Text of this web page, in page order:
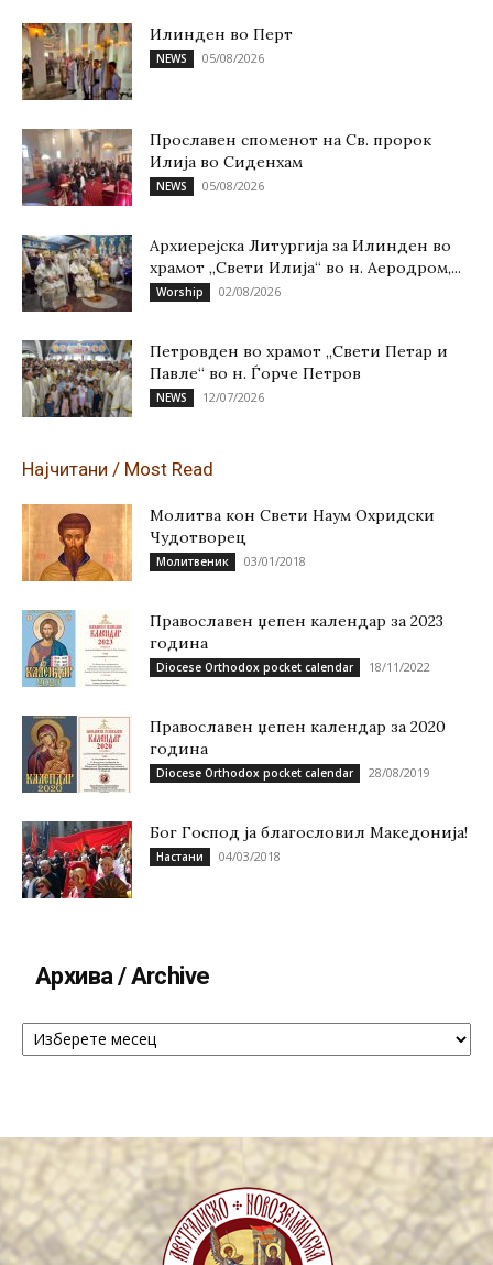
Илинден во Перт
NEWS 05/08/2026
Прославен споменот на Св. пророк
Илија во Сиденхам
NEWS 05/08/2026
Архиерејска Литургија за Илинден во
храмот „Свети Илија“ во н. Аеродром,...
Worship 02/08/2026
Петровден во храмот „Свети Петар и
Павле“ во н. Ѓорче Петров
NEWS 12/07/2026
Најчитани / Most Read
Молитва кон Свети Наум Охридски
Чудотворец
Молитвеник 03/01/2018
Православен џепен календар за 2023
година
Diocese Orthodox pocket calendar 18/11/2022
Православен џепен календар за 2020
година
Diocese Orthodox pocket calendar 28/08/2019
Бог Господ ја благословил Македонија!
Настани 04/03/2018
Архива / Archive
Архива